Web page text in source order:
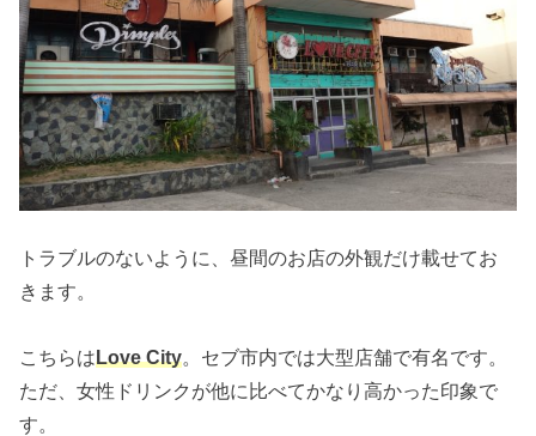
トラブルのないように、昼間のお店の外観だけ載せてお
きます。
こちらはLove City 。セブ市内では大型店舗で有名です。
ただ、女性ドリンクが他に比べてかなり高かった印象で
す。